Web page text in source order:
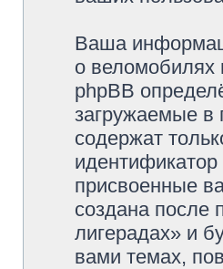
Ваша
о веломобилях
phpBB
загружаемые в
содержат
присвоенные
создана после
лигерадах» и
вами темах,